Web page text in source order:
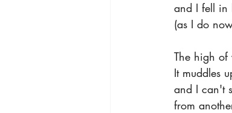
and I fell in
(as I do
The high of
It muddles
and I can't
from